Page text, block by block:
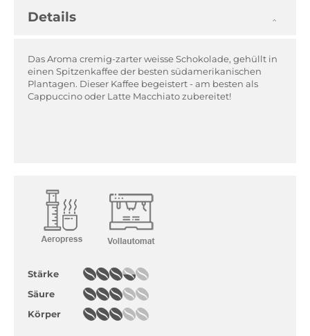
Details
Das Aroma cremig-zarter weisse Schokolade, gehüllt in
einen Spitzenkaffee der besten südamerikanischen
Plantagen. Dieser Kaffee begeistert - am besten als
Cappuccino oder Latte Macchiato zubereitet!
Stärke
Säure
Körper